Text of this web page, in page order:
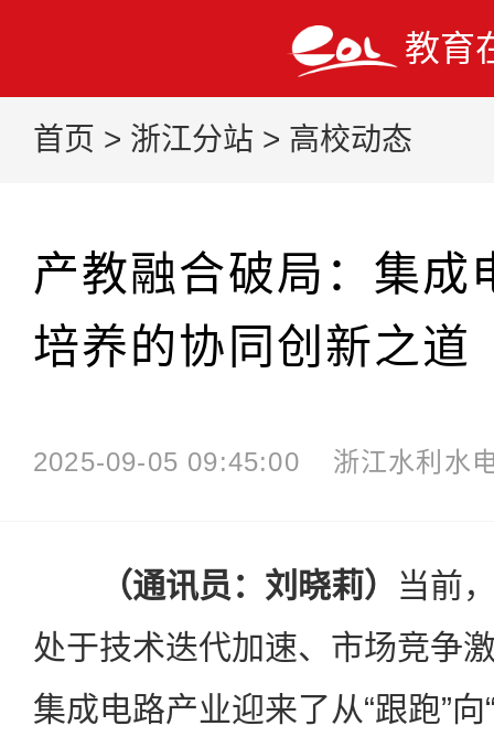
教育
首页 > 浙江分站 > 高校动态
产教融合破局：集成
培养的协同创新之道
2025-09-05 09:45:00 浙江水利水
（通讯员：刘晓莉）
当前
处于技术迭代加速、市场竞争
集成电路产业迎来了从“跟跑”向